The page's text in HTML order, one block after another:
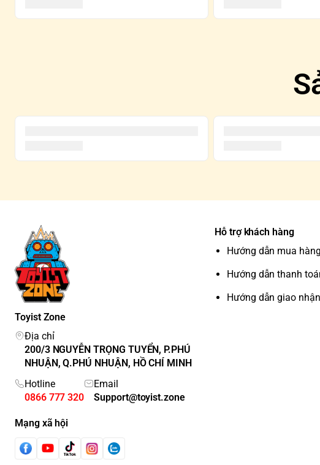
Toyist Zone
Địa chỉ
200/3 NGUYỄN TRỌNG TUYỂN, P.PHÚ
NHUẬN, Q.PHÚ NHUẬN, HỒ CHÍ MINH
Hotline
0866 777 320
Email
Support@toyist.zone
Mạng xã hội
Hỗ trợ khách hàng
Hướng dẫn mua hàng
Hướng dẫn thanh
Hướng dẫn giao nhận